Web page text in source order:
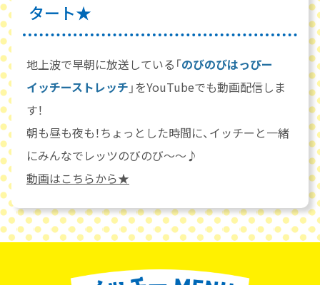
タート★
地上波で早朝に放送している「のびのびはっぴー
イッチーストレッチ 」をYouTubeでも動画配信しま
す！
朝も昼も夜も！ちょっとした時間に、イッチーと一緒
にみんなでレッツのびのび～～♪
動画はこちらから★